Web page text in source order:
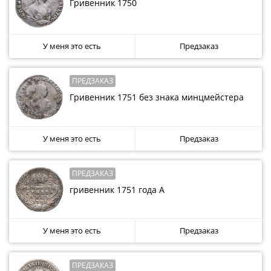
1991)
памятные
Наборы
коллекции
Российской
империи
Николай
(1894-
Александр
(1881-
Гривенник 1750
У меня это есть Предзаказ
ПРЕДЗАКАЗ
Гривенник 1751 без знака минцмейстера
У меня это есть Предзаказ
ПРЕДЗАКАЗ
гривенник 1751 года А
У меня это есть Предзаказ
ПРЕДЗАКАЗ